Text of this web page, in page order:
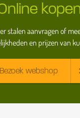
stalen aanvragen of
en prijzen van
Bezoek webshop